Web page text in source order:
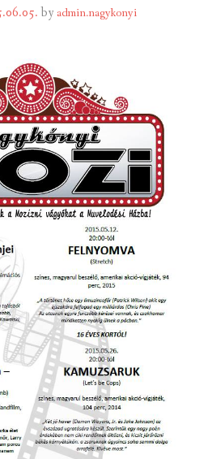
VAGYONNYILATKOZATOK – 2026.
KÉPVISELŐK
– 2026. ÉV
by admin.nagykonyi